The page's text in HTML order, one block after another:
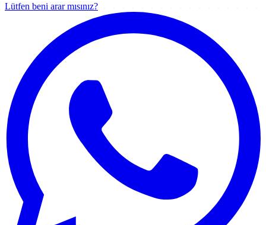
Lütfen beni arar mısınız?